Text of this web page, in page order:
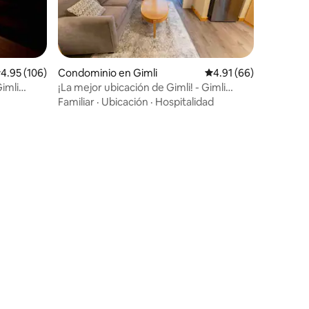
promedio: 4.95 de 5; 106 evaluaciones
4.95 (106)
Condominio en Gimli Calificación
4.91 (66)
¡La mejor ubicación de Gimli! - Gimli
Beach Condos (#2)
Familiar · Ubicación · Hospitalidad